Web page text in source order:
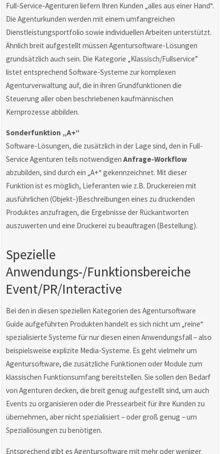
Full-Service-Agenturen liefern Ihren Kunden „alles aus einer Hand“.
Die Agenturkunden werden mit einem umfangreichen
Dienstleistungsportfolio sowie individuellen Arbeiten unterstützt.
Ähnlich breit aufgestellt müssen Agentursoftware-Lösungen
grundsätzlich auch sein. Die Kategorie „Klassisch/Fullservice”
listet entsprechend Software-Systeme zur komplexen
Agenturverwaltung auf, die in ihren Grundfunktionen die
Steuerung aller oben beschriebenen kaufmännischen
Kernprozesse abbilden.
Sonderfunktion „A+“
Software-Lösungen, die zusätzlich in der Lage sind, den in Full-
Service Agenturen teils notwendigen Anfrage-Workflow
abzubilden, sind durch ein „A+“ gekennzeichnet. Mit dieser
Funktion ist es möglich, Lieferanten wie z.B. Druckereien mit
ausführlichen (Objekt-)Beschreibungen eines zu druckenden
Produktes anzufragen, die Ergebnisse der Rückantworten
auszuwerten und eine Druckerei zu beauftragen (Bestellung).
Spezielle
Anwendungs-/Funktionsbereiche
Event/PR/Interactive
Bei den in diesen speziellen Kategorien des Agentursoftware
Guide aufgeführten Produkten handelt es sich nicht um „reine“
spezialisierte Systeme für nur diesen einen Anwendungsfall – also
beispielsweise explizite Media-Systeme. Es geht vielmehr um
Agentursoftware, die zusätzliche Funktionen oder Module zum
klassischen Funktionsumfang bereitstellen. Sie sollen den Bedarf
von Agenturen decken, die breit genug aufgestellt sind, um auch
Events zu organisieren oder die Pressearbeit für ihre Kunden zu
übernehmen, aber nicht spezialisiert – oder groß genug – um
Speziallösungen zu benötigen.
Entsprechend gibt es Agentursoftware mit mehr oder weniger